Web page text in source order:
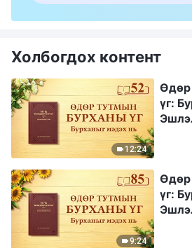
Холбогдох контент
12:24
Өдөр
үг:
9:24
Өдөр
үг: